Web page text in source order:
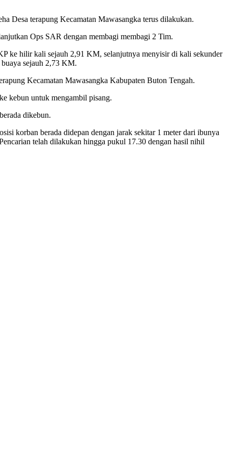
Desa terapung Kecamatan Mawasangka terus dilakukan.
Ops SAR dengan membagi membagi 2 Tim.
ke hilir kali sejauh 2,91 KM, selanjutnya menyisir di kali sekunder
sejauh 2,73 KM.
Kecamatan Mawasangka Kabupaten Buton Tengah.
kebun untuk mengambil pisang.
dikebun.
korban berada didepan dengan jarak sekitar 1 meter dari ibunya
telah dilakukan hingga pukul 17.30 dengan hasil nihil